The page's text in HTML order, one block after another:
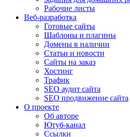
Рабочие листы
Веб-разработка
Готовые сайты
Шаблоны и плагины
Домены в наличии
Статьи и новости
Сайты на заказ
Хостинг
Трафик
SEO аудит сайта
SEO продвижение сайта
О проекте
Об авторе
Ютуб-канал
Ссылки